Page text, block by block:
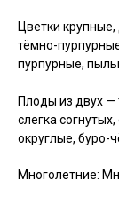
Цветки
тёмно-
пурпурные,
Плоды из двух
слегка
округлые, буро-
Многолетние: